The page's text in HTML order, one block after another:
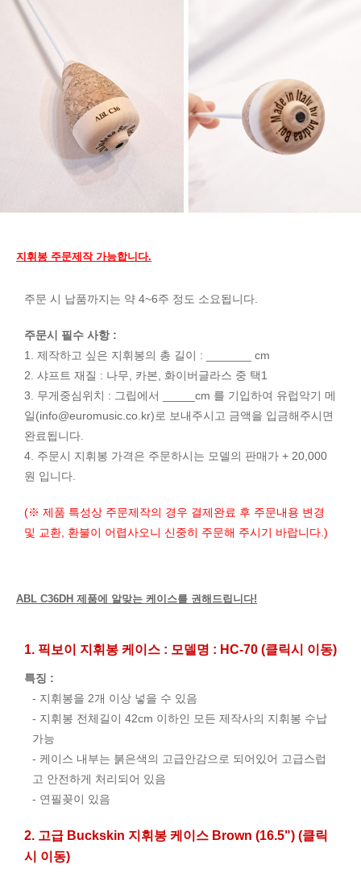
지휘봉 주문제작 가능합니다.
주문 시 납품까지는 약 4~6주 정도 소요됩니다.
주문시 필수 사항 :
1. 제작하고 싶은 지휘봉의 총 길이 : _______ cm
2. 샤프트 재질 : 나무, 카본, 화이버글라스 중 택1
3. 무게중심위치 : 그립에서 _____cm 를 기입하여 유럽악기 메
일(info@euromusic.co.kr)로 보내주시고 금액을 입금해주시면
완료됩니다.
4. 주문시 지휘봉 가격은 주문하시는 모델의 판매가 + 20,000
원 입니다.
(※ 제품 특성상 주문제작의 경우 결제완료 후 주문내용 변경
및 교환, 환불이 어렵사오니 신중히 주문해 주시기 바랍니다.)
ABL C36DH 제품에 알맞는 케이스를 권해드립니다!
1. 픽보이 지휘봉 케이스 : 모델명 : HC-70 (클릭시 이동)
특징 :
- 지휘봉을 2개 이상 넣을 수 있음
- 지휘봉 전체길이 42cm 이하인 모든 제작사의 지휘봉 수납
가능
- 케이스 내부는 붉은색의 고급안감으로 되어있어 고급스럽
고 안전하게 처리되어 있음
- 연필꽂이 있음
2. 고급 Buckskin 지휘봉 케이스 Brown (16.5") (클릭
시 이동)